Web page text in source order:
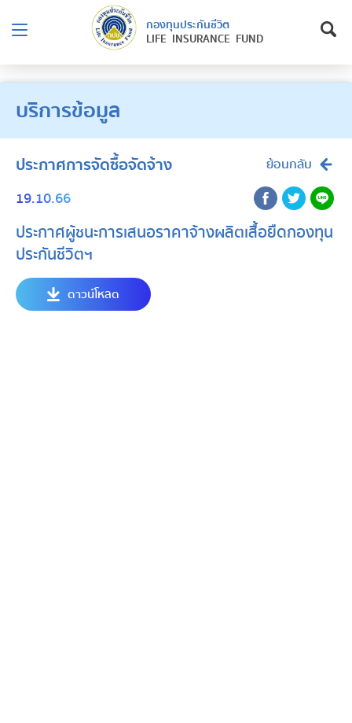
กองทุนประกันชีวิต
LIFE INSURANCE FUND
บริการข้อมูล
ประกาศการจัดซื้อจัดจ้าง ย้อนกลับ
19.10.66
ประกาศผู้ชนะการเสนอราคาจ้างผลิตเสื้อยืดกองทุน
ประกันชีวิตฯ
ดาวน์โหลด